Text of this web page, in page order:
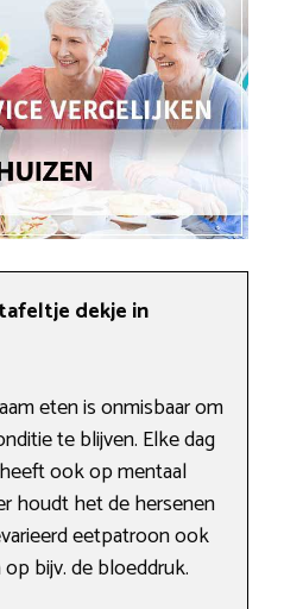
dekje in
eten is onmisbaar om
te blijven. Elke dag
ook op mentaal
houdt het de hersenen
eetpatroon ook
bijv. de bloeddruk.